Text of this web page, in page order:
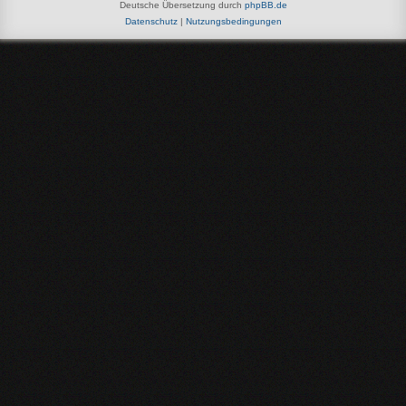
Deutsche Übersetzung durch phpBB.de
Datenschutz| Nutzungsbedingungen